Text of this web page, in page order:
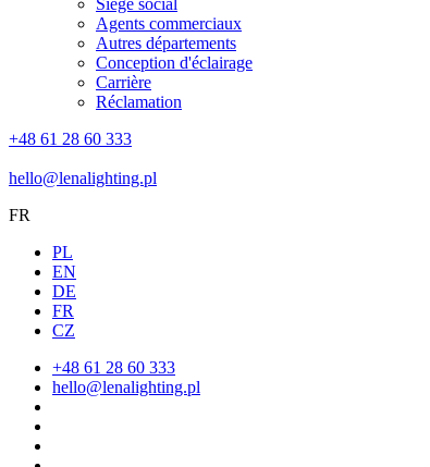
Siège social
Agents commerciaux
Autres départements
Conception d'éclairage
Carrière
Réclamation
+48 61 28 60 333
hello@lenalighting.pl
FR
PL
EN
DE
FR
CZ
+48 61 28 60 333
hello@lenalighting.pl